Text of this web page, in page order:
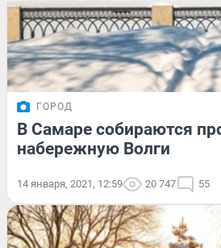
ГОРОД
В Самаре собираются
набережную Волги
14 января, 2021, 12:59 20 747 55